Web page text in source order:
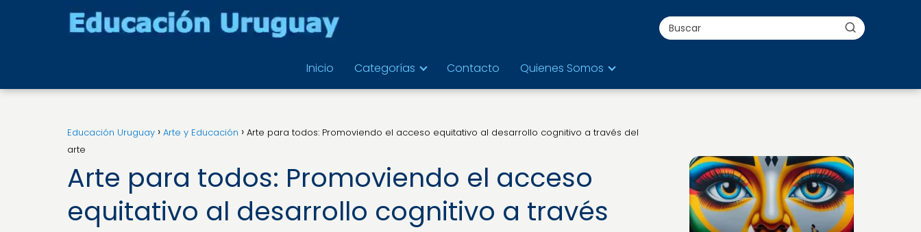
Inicio Categorías Contacto Quienes Somos
Educación Uruguay Arte y Educación
Arte para todos: Promoviendo el acceso equitativo al desarrollo cognitivo a través del
arte
Arte para todos: Promoviendo el acceso
equitativo al desarrollo cognitivo a través